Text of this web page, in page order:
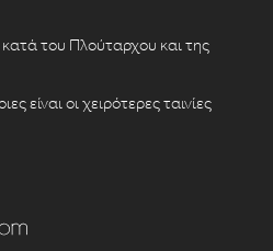
του Πλούταρχου και της
είναι οι χειρότερες ταινίες